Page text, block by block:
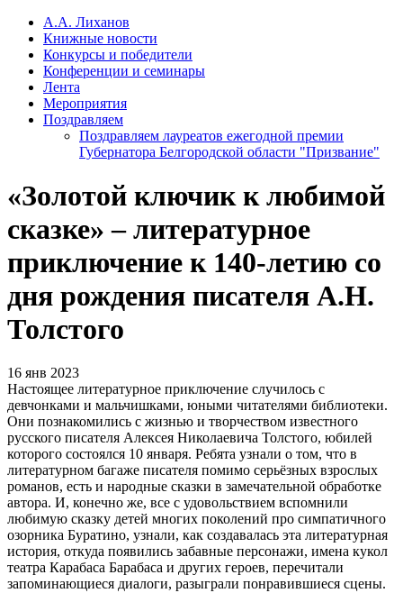
А.А. Лиханов
Книжные новости
Конкурсы и победители
Конференции и семинары
Лента
Мероприятия
Поздравляем
Поздравляем лауреатов ежегодной премии
Губернатора Белгородской области "Призвание"
«Золотой ключик к любимой
сказке» – литературное
приключение к 140-летию со
дня рождения писателя А.Н.
Толстого
16 янв 2023
Настоящее литературное приключение случилось с
девчонками и мальчишками, юными читателями библиотеки.
Они познакомились с жизнью и творчеством известного
русского писателя Алексея Николаевича Толстого, юбилей
которого состоялся 10 января. Ребята узнали о том, что в
литературном багаже писателя помимо серьёзных взрослых
романов, есть и народные сказки в замечательной обработке
автора. И, конечно же, все с удовольствием вспомнили
любимую сказку детей многих поколений про симпатичного
озорника Буратино, узнали, как создавалась эта литературная
история, откуда появились забавные персонажи, имена кукол
театра Карабаса Барабаса и других героев, перечитали
запоминающиеся диалоги, разыграли понравившиеся сцены.